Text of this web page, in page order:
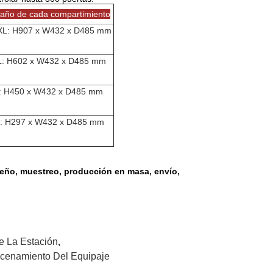
de cada compartimiento
H907 x W432 x D485 mm
H602 x W432 x D485 mm
H450 x W432 x D485 mm
H297 x W432 x D485 mm
muestreo, producción en masa, envío,
La Estación,
Del Equipaje